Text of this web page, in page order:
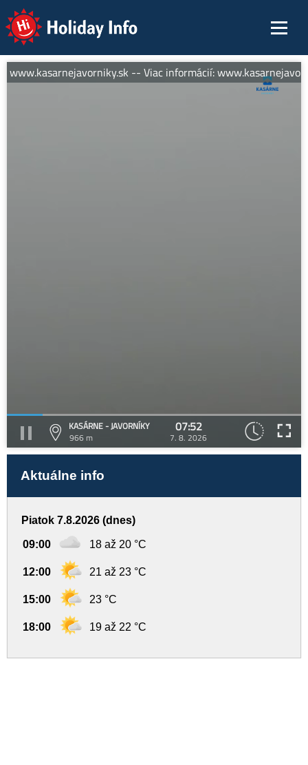
Holiday Info
www.kasarnejavorniky.sk -- Viac informácií:
KASÁRNE - JAVORNÍKY
966 m
07:52
7. 8. 2026
Aktuálne info
Piatok 7.8.2026 (dnes)
09:00 18 až 20 °C
12:00 21 až 23 °C
15:00 23 °C
18:00 19 až 22 °C